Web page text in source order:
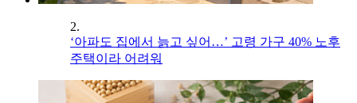
2.
‘아파도 집에서 늙고 싶어…’ 고령 가구 40% 노후
주택이라 어려워